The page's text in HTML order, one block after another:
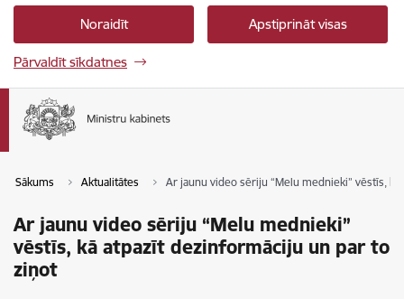
Noraidīt Apstiprināt visas
Pārvaldīt sīkdatnes
Sākums Aktualitātes Ar jaunu video sēriju “Melu mednieki” vēstīs,
Ar jaunu video sēriju “Melu mednieki”
vēstīs, kā atpazīt dezinformāciju un par to
ziņot